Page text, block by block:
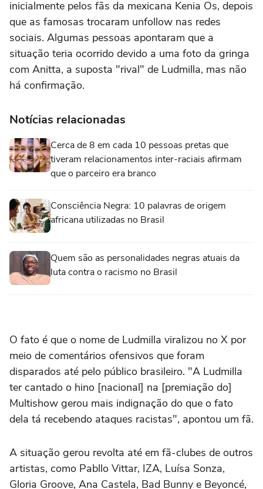
inicialmente pelos fãs da mexicana Kenia Os, depois
que as famosas trocaram unfollow nas redes
sociais. Algumas pessoas apontaram que a
situação teria ocorrido devido a uma foto da gringa
com Anitta, a suposta "rival" de Ludmilla, mas não
há confirmação.
Notícias relacionadas
Cerca de 8 em cada 10 pessoas pretas que
tiveram relacionamentos inter-raciais afirmam
que o parceiro era branco
Consciência Negra: 10 palavras de origem
africana utilizadas no Brasil
Quem são as personalidades negras atuais da
luta contra o racismo no Brasil
O fato é que o nome de Ludmilla viralizou no X por
meio de comentários ofensivos que foram
disparados até pelo público brasileiro. "A Ludmilla
ter cantado o hino [nacional] na [premiação do]
Multishow gerou mais indignação do que o fato
dela tá recebendo ataques racistas", apontou um fã.
A situação gerou revolta até em fã-clubes de outros
artistas, como Pabllo Vittar, IZA, Luísa Sonza,
Gloria Groove, Ana Castela, Bad Bunny e Beyoncé,